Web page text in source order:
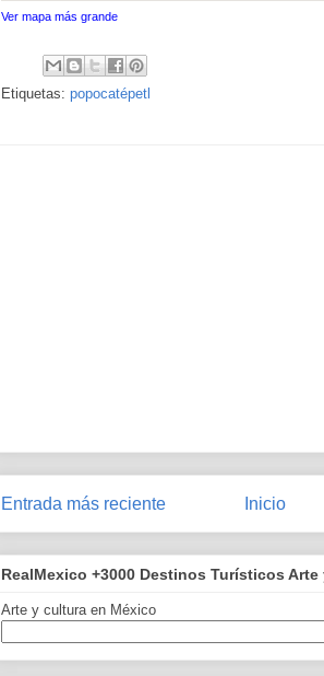
Ver mapa más grande
Etiquetas: popocatépetl
Entrada más reciente Inicio
RealMexico +3000 Destinos Turísticos
Arte y cultura en México